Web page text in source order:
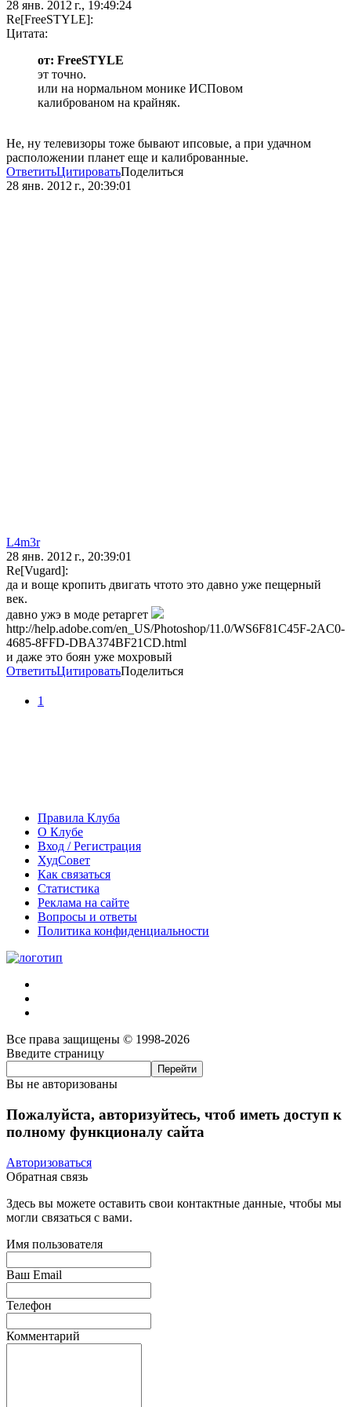
28 янв. 2012 г., 19:49:24
Re[FreeSTYLE]:
Цитата:
от: FreeSTYLE
эт точно.
или на нормальном монике ИСПовом
калиброваном на крайняк.
Не, ну телевизоры тоже бывают ипсовые, а при удачном
расположении планет еще и калиброванные.
ОтветитьЦитироватьПоделиться
28 янв. 2012 г., 20:39:01
L4m3r
28 янв. 2012 г., 20:39:01
Re[Vugard]:
да и воще кропить двигать чтото это давно уже пещерный
век.
давно ужэ в моде ретаргет
http://help.adobe.com/en_US/Photoshop/11.0/WS6F81C45F-2AC0-
4685-8FFD-DBA374BF21CD.html
и даже это боян уже мохровый
ОтветитьЦитироватьПоделиться
1
Правила Клуба
О Клубе
Вход / Регистрация
ХудСовет
Как связаться
Статистика
Реклама на сайте
Вопросы и ответы
Политика конфиденциальности
Все права защищены © 1998-2026
Введите страницу
Вы не авторизованы
Пожалуйста, авторизуйтесь, чтоб иметь доступ к
полному функционалу сайта
Авторизоваться
Обратная связь
Здесь вы можете оставить свои контактные данные, чтобы мы
могли связаться с вами.
Имя пользователя
Ваш Email
Телефон
Комментарий